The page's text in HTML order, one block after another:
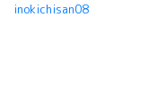
inokichisan08